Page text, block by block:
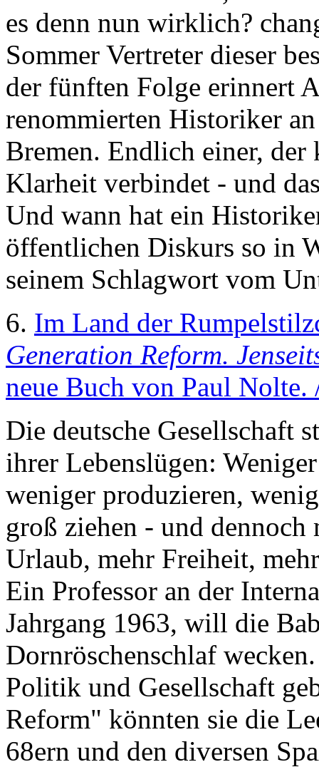
es denn nun wirklich?
Sommer Vertreter dieser
der fünften Folge erinnert
renommierten Historiker
Bremen. Endlich einer,
Klarheit verbindet - und
Und wann hat ein
öffentlichen Diskurs so in
seinem Schlagwort vom
6. Im Land der
Generation Reform.
neue Buch von Paul Nolte.
Die deutsche Gesellschaft
ihrer Lebenslügen:
weniger produzieren,
groß ziehen - und
Urlaub, mehr Freiheit,
Ein Professor an der
Jahrgang 1963, will die
Dornröschenschlaf
Politik und Gesellschaft
Reform" könnten sie die
68ern und den diversen